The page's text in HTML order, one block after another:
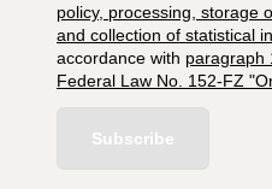
policy, processing, storage
and collection of statistical
accordance with paragraph
Federal Law No. 152-FZ
Subscribe